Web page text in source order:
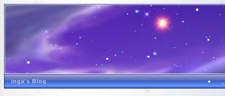
inga's Blog